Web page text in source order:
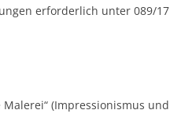
erforderlich unter 089/17
(Impressionismus und